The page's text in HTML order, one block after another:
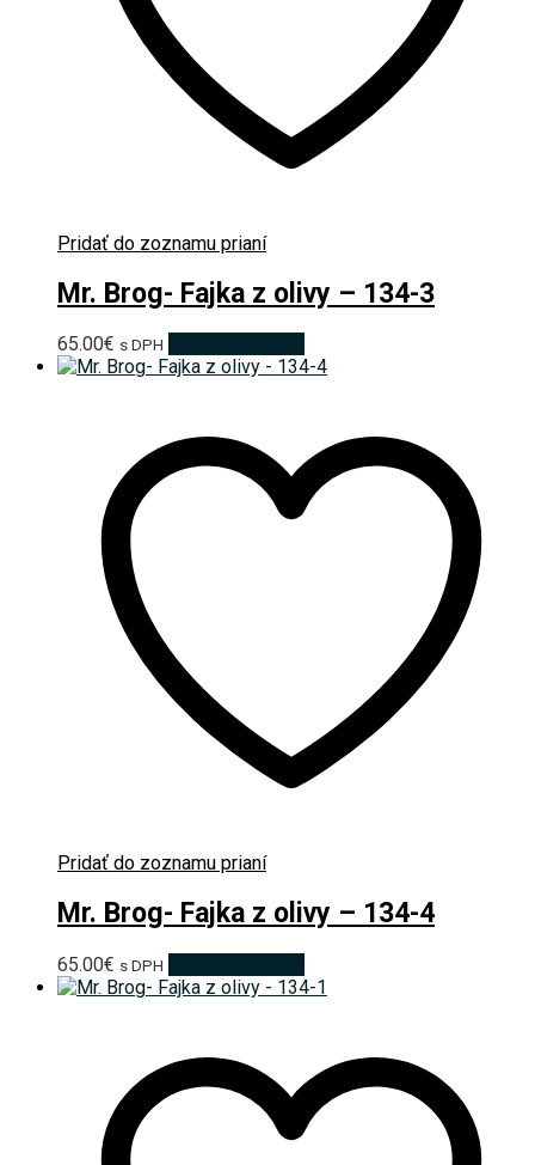
Pridať do zoznamu prianí
Mr. Brog- Fajka z olivy – 134-3
65.00€ s DPH
Pridať do zoznamu prianí
Mr. Brog- Fajka z olivy – 134-4
65.00€ s DPH